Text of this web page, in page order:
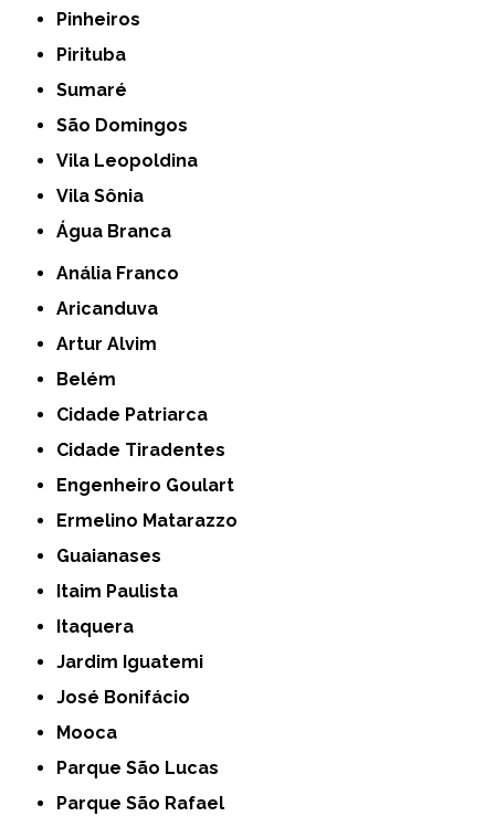
Pinheiros
Pirituba
Sumaré
São Domingos
Vila Leopoldina
Vila Sônia
Água Branca
Anália Franco
Aricanduva
Artur Alvim
Belém
Cidade Patriarca
Cidade Tiradentes
Engenheiro Goulart
Ermelino Matarazzo
Guaianases
Itaim Paulista
Itaquera
Jardim Iguatemi
José Bonifácio
Mooca
Parque São Lucas
Parque São Rafael